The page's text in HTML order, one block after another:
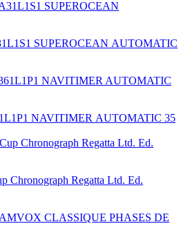
SUPEROCEAN AUTOMATIC
NAVITIMER AUTOMATIC 35
Chronograph Regatta Ltd. Ed.